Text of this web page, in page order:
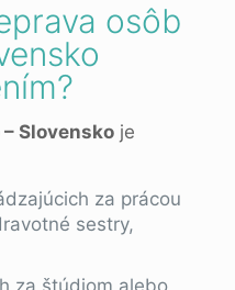
osôb
Slovenskoje
za prácou
sestry,
za štúdiom alebo